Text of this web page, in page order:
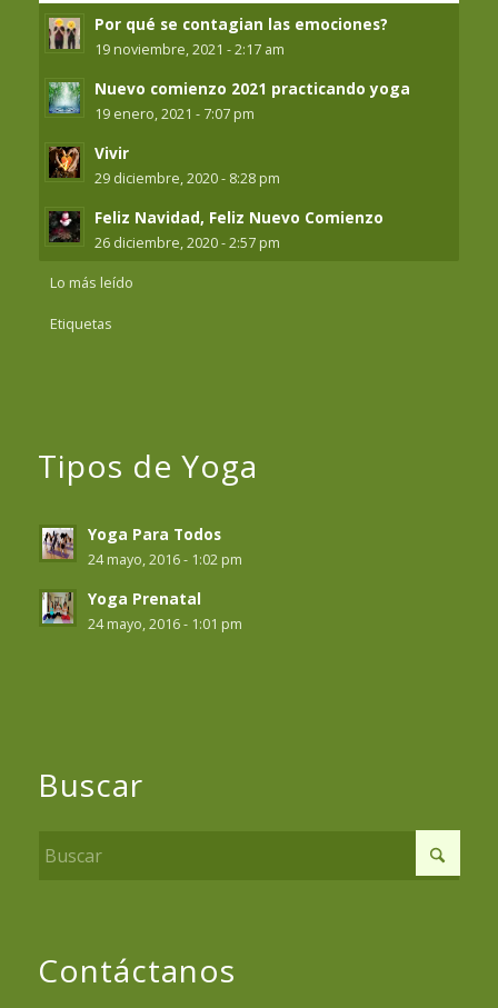
Por qué se contagian las emociones?
19 noviembre, 2021 - 2:17 am
Nuevo comienzo 2021 practicando yoga
19 enero, 2021 - 7:07 pm
Vivir
29 diciembre, 2020 - 8:28 pm
Feliz Navidad, Feliz Nuevo Comienzo
26 diciembre, 2020 - 2:57 pm
Lo más leído
Etiquetas
Tipos de Yoga
Yoga Para Todos
24 mayo, 2016 - 1:02 pm
Yoga Prenatal
24 mayo, 2016 - 1:01 pm
Buscar
Contáctanos